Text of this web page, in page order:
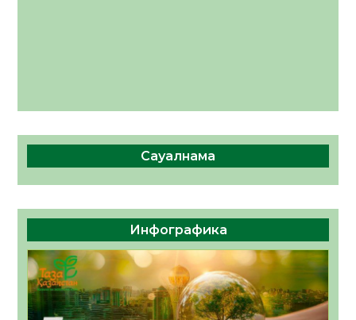
Сауалнама
Инфографика